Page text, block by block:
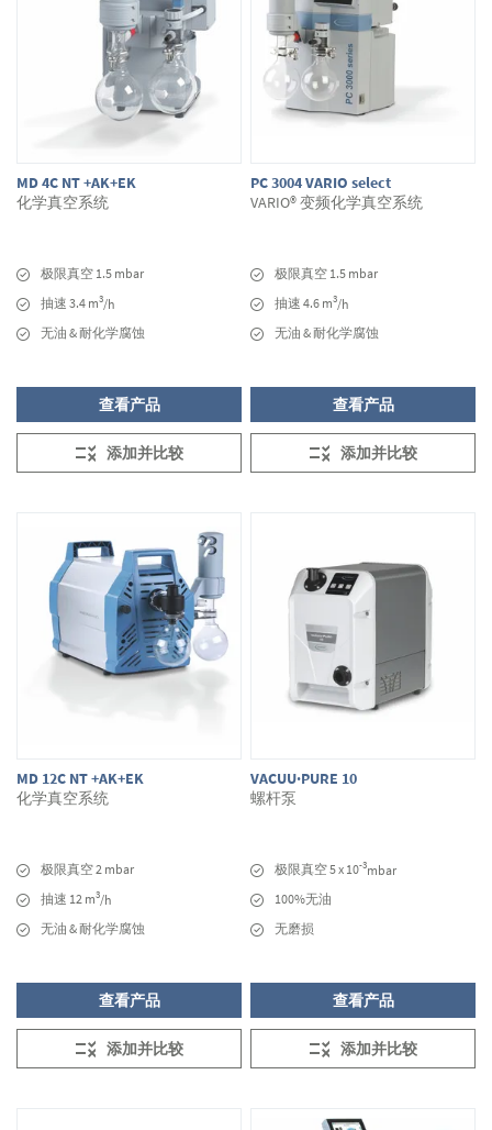
MD 4C NT +AK+EK
化学真空系统
极限真空 1.5 mbar
抽速 3.4 m3/h
无油 & 耐化学腐蚀
查看产品
添加并比较
PC 3004 VARIO select
VARIO® 变频化学真空系统
极限真空 1.5 mbar
抽速 4.6 m3/h
无油 & 耐化学腐蚀
查看产品
添加并比较
MD 12C NT +AK+EK
化学真空系统
极限真空 2 mbar
抽速 12 m3/h
无油 & 耐化学腐蚀
查看产品
添加并比较
VACUU·PURE 10
螺杆泵
极限真空 5 x 10-3mbar
100%无油
无磨损
查看产品
添加并比较